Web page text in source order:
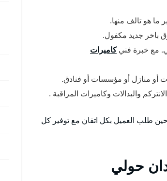
ما هو تالف منها.
باخر جديد مكفول.
مع خبرة فنيكاميرات
أو منازل أو مؤسسات أو فنادق.
والبدالات وكاميرات المراقبة .
طلب العميل بكل اتقان مع توفير كل
حولي